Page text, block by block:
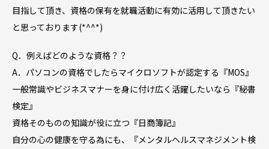
目指して頂き、資格の保有を就職活動に有効に活用して頂きたい
と思っております(*^^*)
Q．例えばどのような資格？？
A．パソコンの資格でしたらマイクロソフトが認定する『MOS』
一般常識やビジネスマナーを身に付け広く活躍したいなら『秘書
検定』
資格そのものの知識が役に立つ『日商簿記』
自分の心の健康を守る為にも、『メンタルヘルスマネジメント検